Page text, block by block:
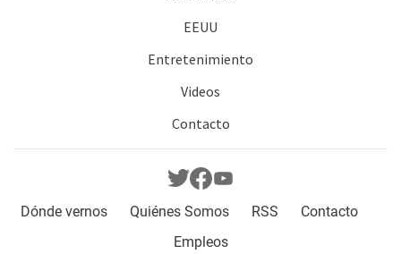
EEUU
Entretenimiento
Videos
Contacto
Dónde vernos Quiénes Somos RSS
Contacto
Empleos